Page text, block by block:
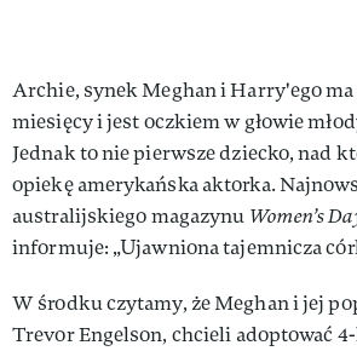
Archie, synek Meghan i Harry'ego ma
miesięcy i jest oczkiem w głowie
Jednak to nie pierwsze dziecko, nad
opiekę amerykańska aktorka.
australijskiego magazynu Women’s
informuje: „Ujawniona tajemnicza
W środku czytamy, że Meghan i jej
Trevor Engelson, chcieli adoptować